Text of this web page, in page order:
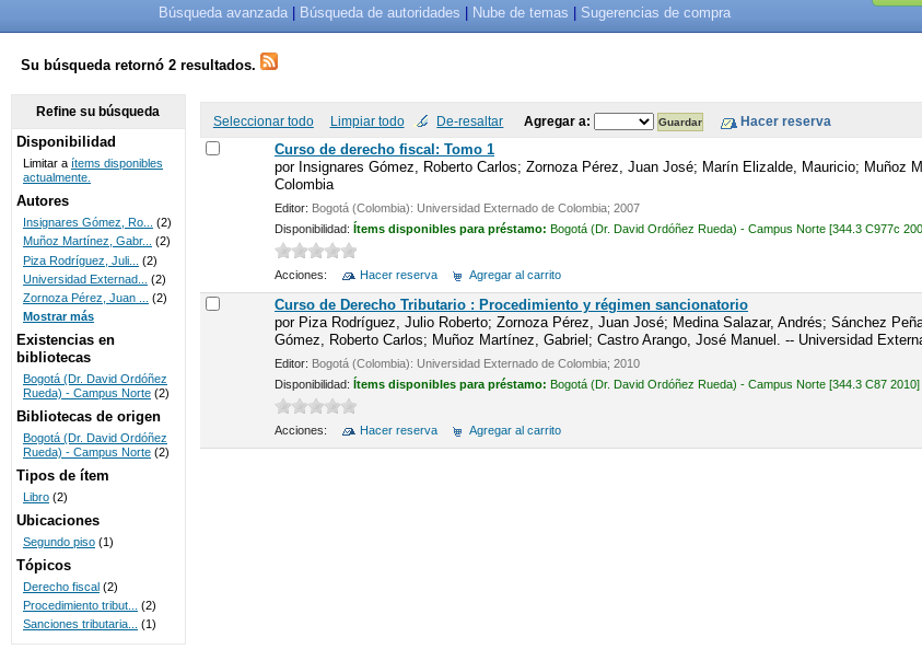
SISTEMAS
DE
BIBLIOTECAS
UNICOC
Búsqueda avanzada Búsqueda de autoridades Nube de temas Sugerencias de compra
Su búsqueda retornó 2 resultados.
Seleccionar todo Limpiar todo De-resaltar Agregar a:
Curso de derecho fiscal: Tomo 1
por Insignares Gómez, Roberto Carlos; Zornoza Pérez, Juan José; Marín Elizalde, Mauricio; Muñoz
Colombia
Editor: Bogotá (Colombia): Universidad Externado de Colombia; 2007
Disponibilidad: Ítems disponibles para préstamo: Bogotá (Dr. David Ordóñez Rueda) - Campus Norte [344.3 C977c
Acciones: Hacer reserva Agregar al carrito
Curso de Derecho Tributario : Procedimiento y régimen sancionatorio
por Piza Rodríguez, Julio Roberto; Zornoza Pérez, Juan José; Medina Salazar, Andrés; Sánchez
Gómez, Roberto Carlos; Muñoz Martínez, Gabriel; Castro Arango, José Manuel. -- Universidad
Editor: Bogotá (Colombia): Universidad Externado de Colombia; 2010
Disponibilidad: Ítems disponibles para préstamo: Bogotá (Dr. David Ordóñez Rueda) - Campus Norte [344.3 C87 2010]
Acciones: Hacer reserva Agregar al carrito
Refine su búsqueda
Disponibilidad
Limitar a ítems disponibles
actualmente.
Autores
Insignares Gómez, Ro...
(2)
Muñoz Martínez, Gabr... (2)
Piza Rodríguez, Juli...
(2)
Universidad Externad...
(2)
Zornoza Pérez, Juan ...
(2)
Mostrar más
Existencias en
bibliotecas
Bogotá (Dr. David Ordóñez
Rueda) - Campus Norte (2)
Bibliotecas de origen
Bogotá (Dr. David Ordóñez
Rueda) - Campus Norte (2)
Tipos de ítem
Libro (2)
Ubicaciones
Segundo piso (1)
Tópicos
Derecho fiscal (2)
Procedimiento tribut...
(2)
Sanciones tributaria... (1)